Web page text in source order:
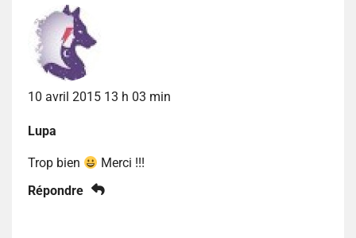
10 avril 2015 13 h 03 min
Lupa
Trop bien
Merci !!!
Répondre